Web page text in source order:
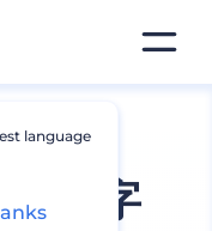
文字
language